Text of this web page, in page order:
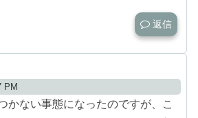
返信
PM
かない事態になったのですが、こ